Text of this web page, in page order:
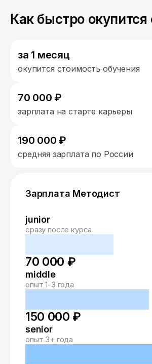
Как быстро окупится
за 1 месяц
окупится стоимость обучения
70 000 ₽
зарплата на старте карьеры
190 000 ₽
средняя зарплата по России
Зарплата Методист
junior
сразу после курса
70 000 ₽
middle
опыт 1-3 года
150 000 ₽
senior
опыт 3+ года